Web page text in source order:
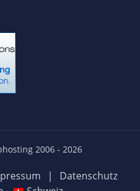
2006 - 2026
|
Datenschutz